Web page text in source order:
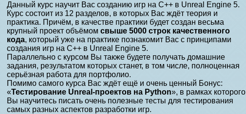
Данный курс научит Вас созданию игр на C++ в Unreal Engine 5.
Курс состоит из 12 разделов, в которых Вас ждёт теория и
практика. Причём, в качестве практики будет создан весьма
крупный проект объёмом свыше 5000 строк качественного
кода, который уже на практике познакомит Вас с принципами
создания игр на C++ в Unreal Engine 5.
Параллельно с курсом Вы также будете получать домашние
задания, результатом которых станет, в том числе, полноценная
серьёзная работа для портфолио.
Помимо самого курса Вас ждёт ещё и очень ценный Бонус:
«Тестирование Unreal-проектов на Python», в рамках которого
Вы научитесь писать очень полезные тесты для тестирования
самых разных аспектов разработки игр.